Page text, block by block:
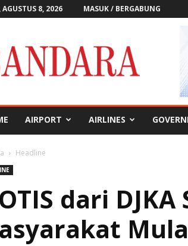
AGUSTUS 8, 2026 MASUK / BERGABUNG
AIRPORT AIRLINES
Headline
dari